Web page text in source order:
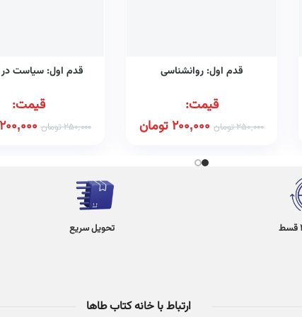
قدم اول: روانشناسی
قیمت:
250,000تومان 200,000تومان
قدم اول: سیاست در
قیمت:
250,000تومان 200,000
تحویل سریع
ارتباط با خانه کتاب طاها